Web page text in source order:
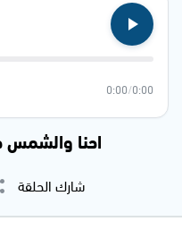
0:00
/
46:35
احنا والشمس جيران
شارك الحلقة